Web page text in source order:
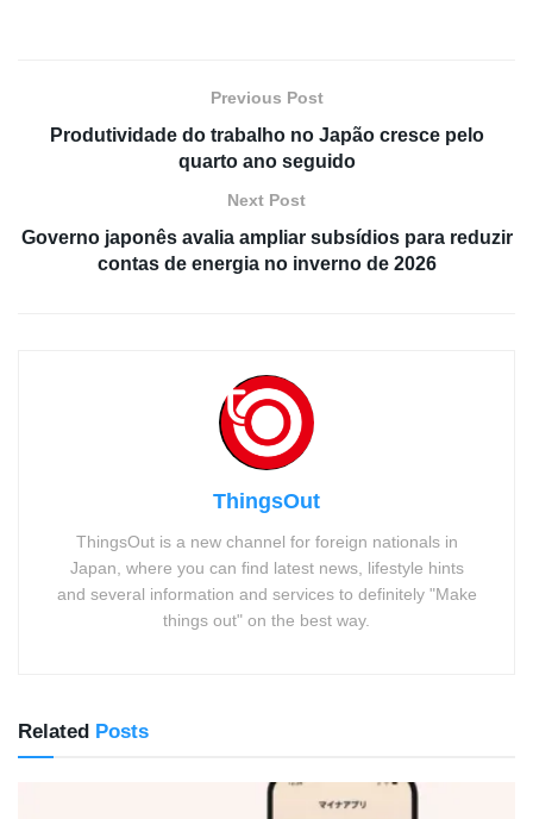
Previous Post
Produtividade do trabalho no Japão cresce pelo
quarto ano seguido
Next Post
Governo japonês avalia ampliar subsídios para reduzir
contas de energia no inverno de 2026
ThingsOut
ThingsOut is a new channel for foreign nationals in
Japan, where you can find latest news, lifestyle hints
and several information and services to definitely "Make
things out" on the best way.
Related Posts